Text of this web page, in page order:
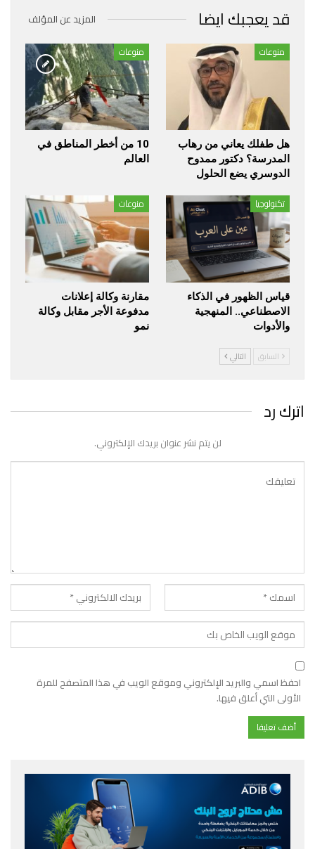
قد يعجبك ايضا المزيد عن المؤلف
منوعات
هل طفلك يعاني من رهاب
المدرسة؟ دكتور ممدوح
الدوسري يضع الحلول
منوعات
10 من أخطر المناطق في
العالم
تكنولوجيا
قياس الظهور في الذكاء
الاصطناعي.. المنهجية
والأدوات
منوعات
مقارنة وكالة إعلانات
مدفوعة الأجر مقابل وكالة
نمو
السابق التالي
اترك رد
لن يتم نشر عنوان بريدك الإلكتروني.
احفظ اسمي والبريد الإلكتروني وموقع الويب في هذا المتصفح للمرة
الأولى التي أعلق فيها.